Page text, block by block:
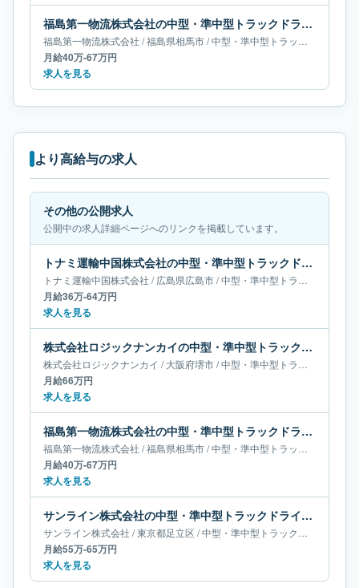
福島第一物流株式会社の中型・準中型トラックドライバー求人｜福島県相馬市｜月給40万-67万円
福島第一物流株式会社 /福島県相馬市/中型・準中型トラックドライバー
月給40万-67万円
求人を見る
より高給与の求人
その他の公開求人
公開中の求人詳細ページへのリンクを掲載しています。
トナミ運輸中国株式会社の中型・準中型トラックドライバー求人｜広島県広島市｜月給36万-64万円
トナミ運輸中国株式会社 /広島県広島市/中型・準中型トラックドライバー
月給36万-64万円
求人を見る
株式会社ロジックナンカイの中型・準中型トラックドライバー求人｜大阪府堺市｜月給66万円
株式会社ロジックナンカイ /大阪府堺市/中型・準中型トラックドライバー
月給66万円
求人を見る
福島第一物流株式会社の中型・準中型トラックドライバー求人｜福島県相馬市｜月給40万-67万円
福島第一物流株式会社 /福島県相馬市/中型・準中型トラックドライバー
月給40万-67万円
求人を見る
サンライン株式会社の中型・準中型トラックドライバー求人｜東京都足立区｜月給55万-65万円
サンライン株式会社 /東京都足立区 /中型・準中型トラックドライバー
月給55万-65万円
求人を見る